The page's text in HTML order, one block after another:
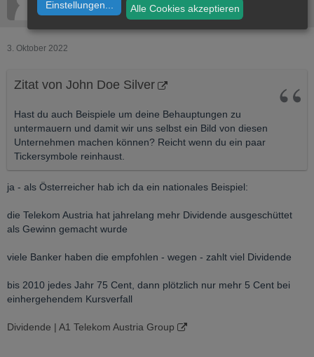
5000g Mitglied
3. Oktober 2022
Zitat von John Doe Silver
Hast du auch Beispiele um deine Behauptungen zu
untermauern und damit wir uns selbst ein Bild von diesen
Unternehmen machen können? Reicht wenn du ein paar
Tickersymbole reinhaust.
ja - als Österreicher hab ich da ein nationales Beispiel:
die Telekom Austria hat jahrelang mehr Dividende ausgeschüttet
als Gewinn gemacht wurde
viele Banker haben die empfohlen - wegen - zahlt viel Dividende
bis 2010 jedes Jahr 75 Cent, dann plötzlich nur mehr 5 Cent bei
einhergehendem Kursverfall
Dividende | A1 Telekom Austria Group
Einstellungen
Alle Cookies akzeptieren